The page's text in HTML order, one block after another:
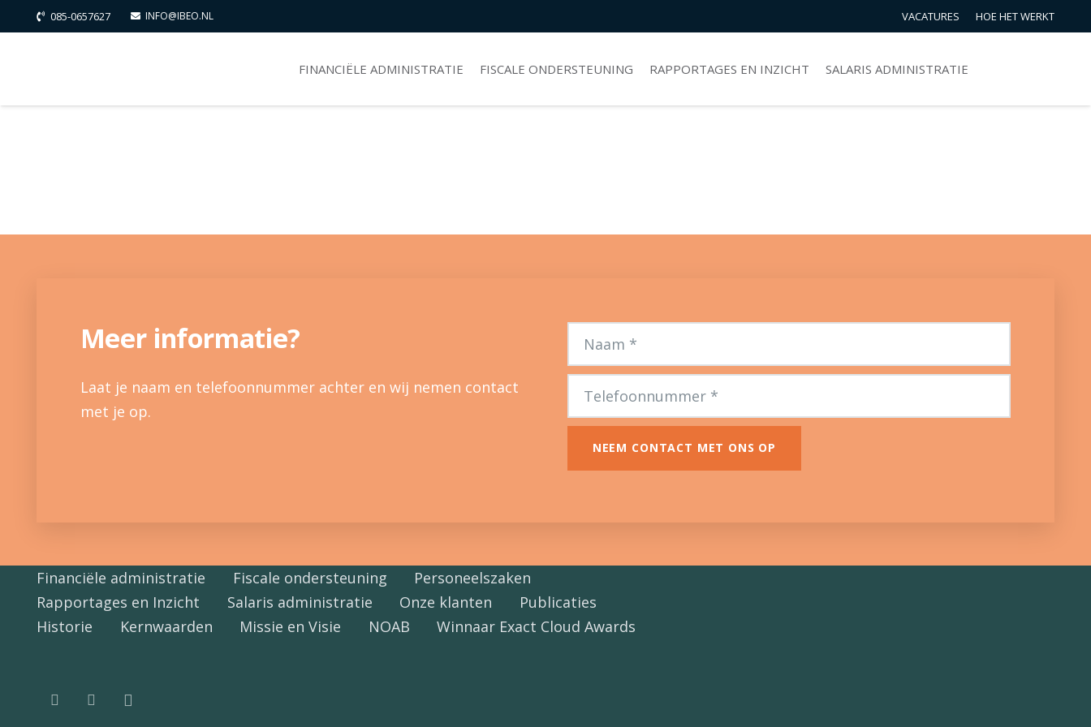
085-0657627 INFO@IBEO.NL VACATURES HOE HET WERKT
FINANCIËLE ADMINISTRATIE FISCALE ONDERSTEUNING RAPPORTAGES EN INZICHT SALARIS ADMINISTRATIE
Meer informatie?
Laat je naam en telefoonnummer achter en wij nemen contact
met je op.
NEEM CONTACT MET ONS OP
Financiële administratie Fiscale ondersteuning
Personeelszaken
Rapportages en Inzicht
Salaris administratie Onze klanten
Publicaties
Historie
Kernwaarden Missie en Visie NOAB Winnaar Exact Cloud Awards